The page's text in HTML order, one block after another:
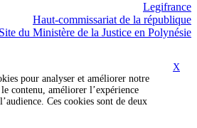
Legifrance
Haut-commissariat de la république
Site du Ministère de la Justice en Polynésie
X
pour analyser et améliorer notre
contenu, améliorer l’expérience
Ces cookies sont de deux